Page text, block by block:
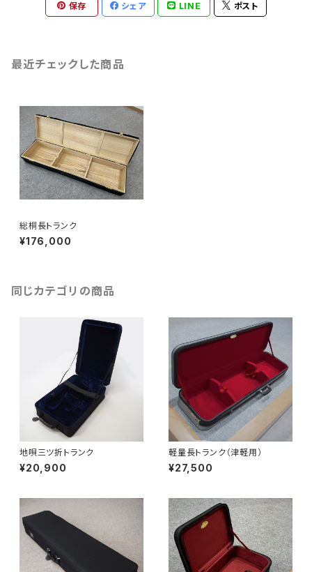
保存 シェア LINE ポスト
最近チェックした商品
総桐長トランク
¥176,000
同じカテゴリの商品
地唄三ツ折トランク
¥20,900
軽量長トランク（津軽用）
¥27,500